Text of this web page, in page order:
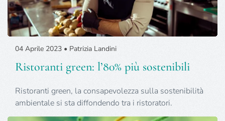
04 Aprile 2023 • Patrizia Landini
Ristoranti green: l’80% più sostenibili
Ristoranti green, la consapevolezza sulla sostenibilità
ambientale si sta diffondendo tra i ristoratori.